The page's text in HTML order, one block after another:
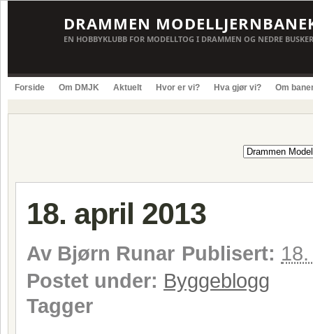
DRAMMEN
EN HOBBYKLUBB FOR MODELLTOG I DRAMMEN OG NEDRE
Forside Om DMJK Aktuelt Hvor er vi? Hva gjør vi? Om
18. april 2013
Av Bjørn Runar Publisert:
Postet under: Byggeblogg
Tagger